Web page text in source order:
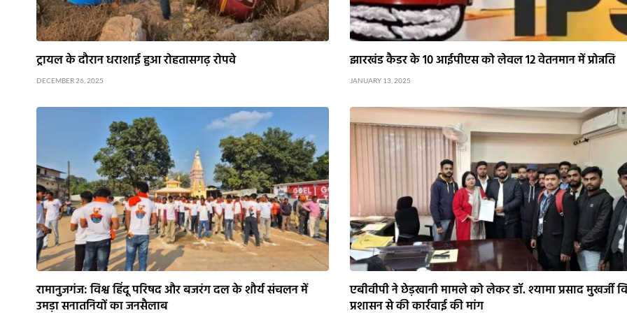
ट्रायल के दौरान धराशाई हुआ रोहतासगढ़ रोपवे
DECEMBER 26, 2025
झारखंड कैडर के 10 आईपीएस को लेवल 12 वेतनमान में प्रोन्नति
JANUARY 13, 2025
रामानुजगंज: विश्व हिंदू परिषद और बजरंग दल के शौर्य संचलन में
उमड़ा सनातनियों का जनसैलाब
एबीवीपी ने छेड़खानी मामले को लेकर डॉ. श्यामा प्रसाद मुखर्जी
प्रशासन से की कार्रवाई की मांग